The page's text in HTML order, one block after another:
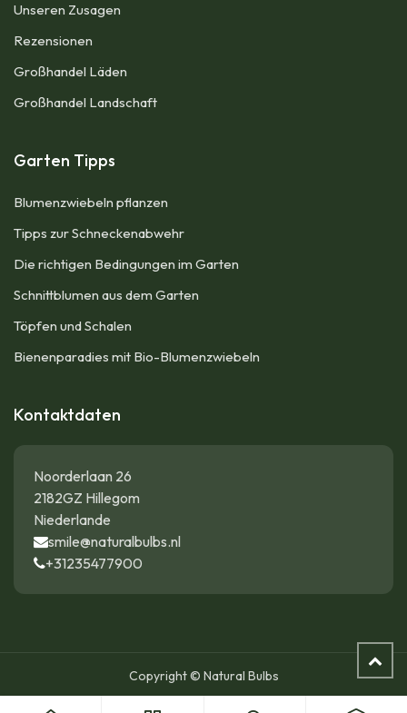
Unseren Zusagen
Rezensionen​
Großhandel Läden
Großhandel Landschaft
Garten Tipps
Blumenzwiebeln pflanzen
Tipps zur Schneckenabwehr
Die richtigen Bedingungen im Garten
Schnittblumen aus dem Garten
Töpfen und Schalen
Bienenparadies mit Bio-Blumenzwiebeln
Kontaktdaten
Noorderlaan 26
2182GZ Hillegom
Niederlande
smile@naturalbulbs.nl
+31235477900
Copyright © Natural Bulbs